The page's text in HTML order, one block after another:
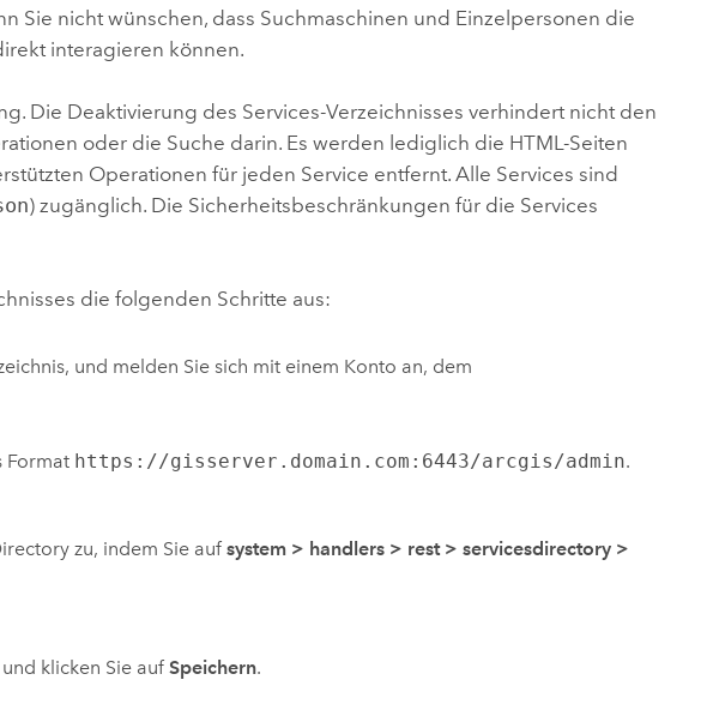
Sie nicht wünschen, dass Suchmaschinen und Einzelpersonen die
interagieren können.
Die Deaktivierung des Services-Verzeichnisses verhindert nicht den
oder die Suche darin. Es werden lediglich die HTML-Seiten
Operationen für jeden Service entfernt. Alle Services sind
) zugänglich. Die Sicherheitsbeschränkungen für die Services
die folgenden Schritte aus:
und melden Sie sich mit einem Konto an, dem
Format https://gisserver.domain.com:6443/arcgis/admin.
zu, indem Sie aufsystem > handlers > rest > servicesdirectory >
und klicken Sie aufSpeichern.